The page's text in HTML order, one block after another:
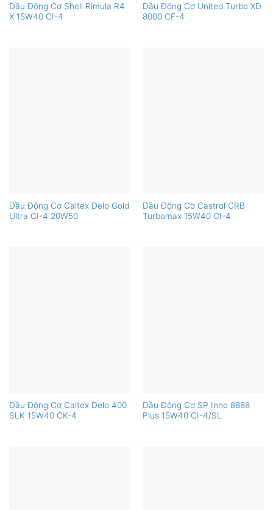
Dầu Động Cơ Shell Rimula R4
X 15W40 CI-4
Dầu Động Cơ United Turbo XD
8000 CF-4
Dầu Động Cơ Caltex Delo Gold
Ultra CI-4 20W50
Dầu Động Cơ Castrol CRB
Turbomax 15W40 CI-4
Dầu Động Cơ Caltex Delo 400
SLK 15W40 CK-4
Dầu Động Cơ SP Inno 8888
Plus 15W40 CI-4/SL